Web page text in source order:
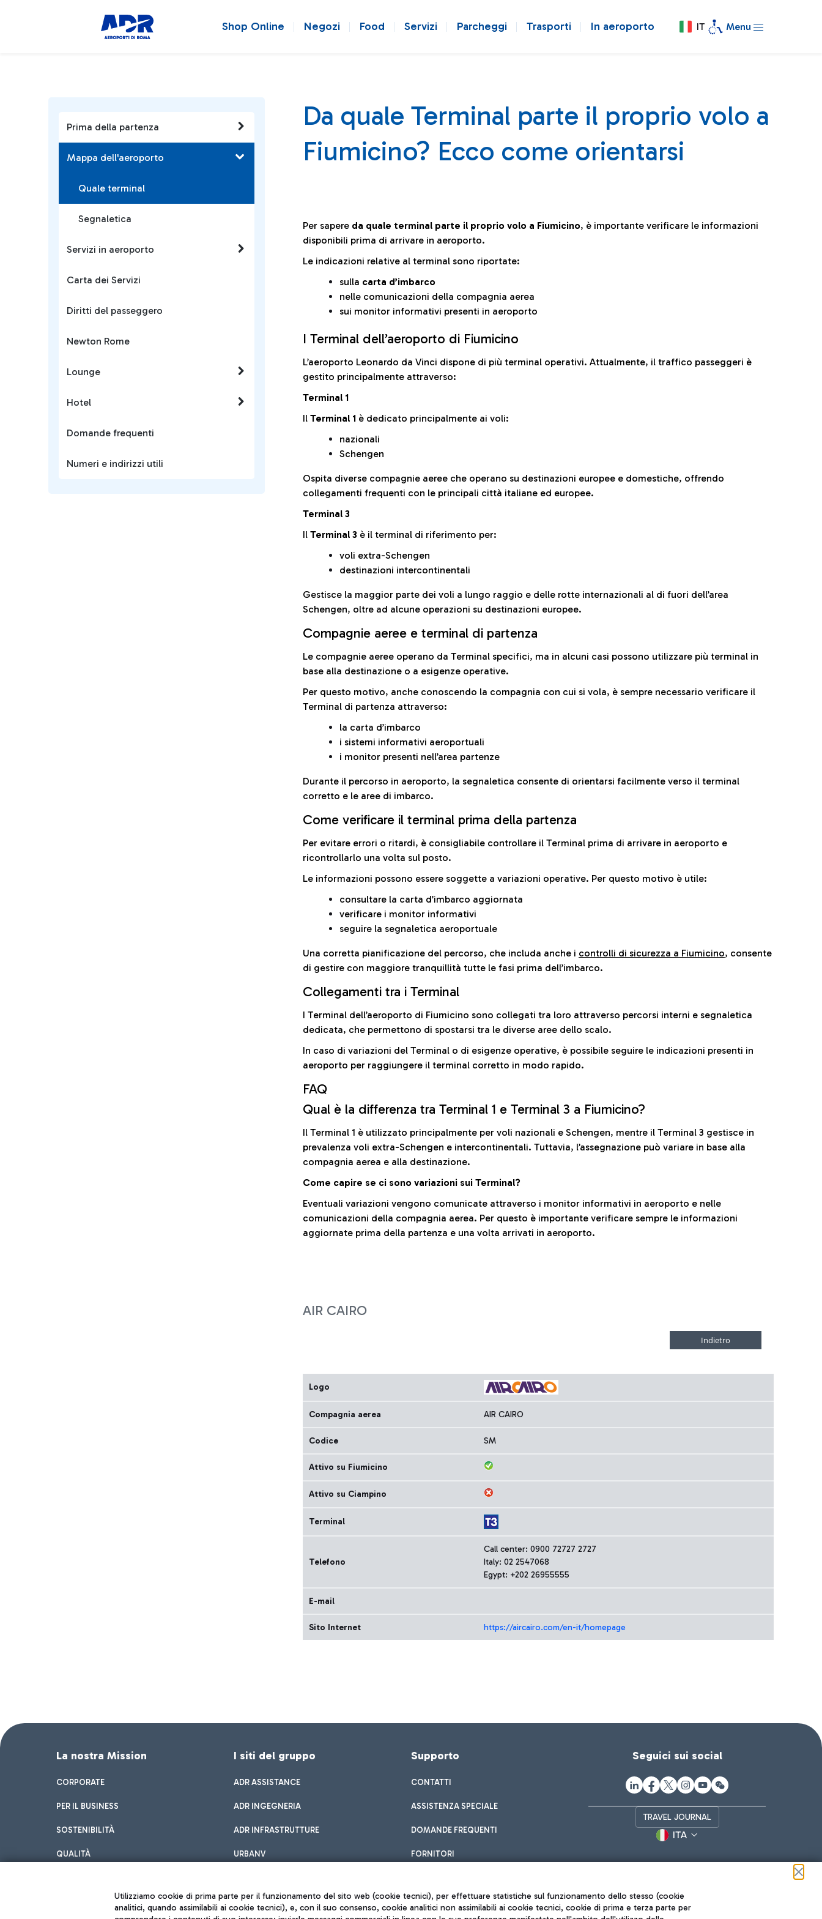
Shop Online Negozi Food Servizi Parcheggi Trasporti In aeroporto IT Menu
Prima della partenza
Mappa dell'aeroporto
Quale terminal
Segnaletica
Servizi in aeroporto
Carta dei Servizi
Diritti del passeggero
Newton Rome
Lounge
Hotel
Domande frequenti
Numeri e indirizzi utili
Da quale Terminal parte il proprio volo a
Fiumicino? Ecco come orientarsi
Per sapere da quale terminal parte il proprio volo a Fiumicino, è importante verificare le informazioni
disponibili prima di arrivare in aeroporto.
Le indicazioni relative al terminal sono riportate:
sulla carta d’imbarco
nelle comunicazioni della compagnia aerea
sui monitor informativi presenti in aeroporto
I Terminal dell’aeroporto di Fiumicino
L’aeroporto Leonardo da Vinci dispone di più terminal operativi. Attualmente, il traffico passeggeri è
gestito principalmente attraverso:
Terminal 1
Il Terminal 1 è dedicato principalmente ai voli:
nazionali
Schengen
Ospita diverse compagnie aeree che operano su destinazioni europee e domestiche, offrendo
collegamenti frequenti con le principali città italiane ed europee.
Terminal 3
Il Terminal 3 è il terminal di riferimento per:
voli extra-Schengen
destinazioni intercontinentali
Gestisce la maggior parte dei voli a lungo raggio e delle rotte internazionali al di fuori dell’area
Schengen, oltre ad alcune operazioni su destinazioni europee.
Compagnie aeree e terminal di partenza
Le compagnie aeree operano da Terminal specifici, ma in alcuni casi possono utilizzare più terminal in
base alla destinazione o a esigenze operative.
Per questo motivo, anche conoscendo la compagnia con cui si vola, è sempre necessario verificare il
Terminal di partenza attraverso:
la carta d’imbarco
i sistemi informativi aeroportuali
i monitor presenti nell’area partenze
Durante il percorso in aeroporto, la segnaletica consente di orientarsi facilmente verso il terminal
corretto e le aree di imbarco.
Come verificare il terminal prima della partenza
Per evitare errori o ritardi, è consigliabile controllare il Terminal prima di arrivare in aeroporto e
ricontrollarlo una volta sul posto.
Le informazioni possono essere soggette a variazioni operative. Per questo motivo è utile:
consultare la carta d’imbarco aggiornata
verificare i monitor informativi
seguire la segnaletica aeroportuale
Una corretta pianificazione del percorso, che includa anche i controlli di sicurezza a Fiumicino, consente
di gestire con maggiore tranquillità tutte le fasi prima dell’imbarco.
Collegamenti tra i Terminal
I Terminal dell’aeroporto di Fiumicino sono collegati tra loro attraverso percorsi interni e segnaletica
dedicata, che permettono di spostarsi tra le diverse aree dello scalo.
In caso di variazioni del Terminal o di esigenze operative, è possibile seguire le indicazioni presenti in
aeroporto per raggiungere il terminal corretto in modo rapido.
FAQ
Qual è la differenza tra Terminal 1 e Terminal 3 a Fiumicino?
Il Terminal 1 è utilizzato principalmente per voli nazionali e Schengen, mentre il Terminal 3 gestisce in
prevalenza voli extra-Schengen e intercontinentali. Tuttavia, l’assegnazione può variare in base alla
compagnia aerea e alla destinazione.
Come capire se ci sono variazioni sui Terminal?
Eventuali variazioni vengono comunicate attraverso i monitor informativi in aeroporto e nelle
comunicazioni della compagnia aerea. Per questo è importante verificare sempre le informazioni
aggiornate prima della partenza e una volta arrivati in aeroporto.
AIR CAIRO
Logo
Compagnia aerea AIR CAIRO
Codice SM
Attivo su Fiumicino
Attivo su Ciampino
Terminal
Telefono
Call center: 0900 72727 2727
Italy: 02 2547068
Egypt: +202 26955555
E-mail
Sito Internet https://aircairo.com/en-it/homepage
La nostra Mission
CORPORATE
PER IL BUSINESS
SOSTENIBILITÀ
QUALITÀ
I siti del gruppo
ADR ASSISTANCE
ADR INGEGNERIA
ADR INFRASTRUTTURE
URBANV
Supporto
CONTATTI
ASSISTENZA SPECIALE
DOMANDE FREQUENTI
FORNITORI
Seguici sui social
TRAVEL JOURNAL
ITA
Utilizziamo cookie di prima parte per il funzionamento del sito web (cookie tecnici), per effettuare statistiche sul funzionamento dello stesso (cookie
analitici, quando assimilabili ai cookie tecnici), e, con il suo consenso, cookie analitici non assimilabili ai cookie tecnici, cookie di prima e terza parte per